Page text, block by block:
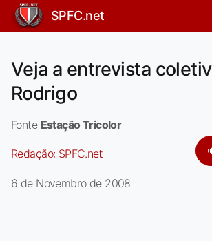
SPFC.net
Veja a entrevista
Rodrigo
Fonte Estação Tricolor
Redação: SPFC.net
6 de Novembro de 2008